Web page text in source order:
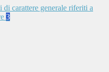
di carattere generale riferiti a
3